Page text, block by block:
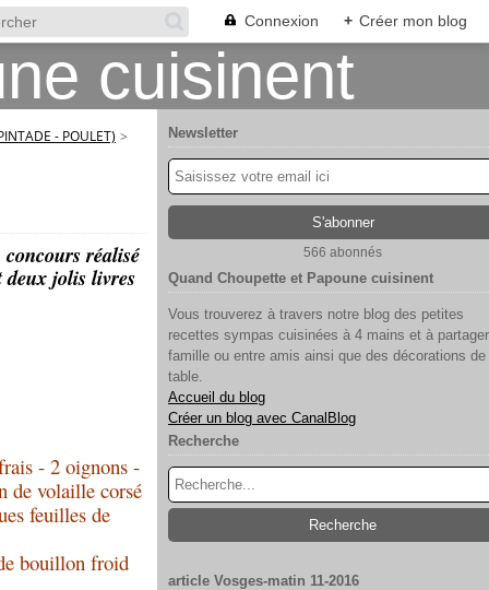
Connexion + Créer mon blog
- POULET) >
réalisé
deux jolis livres
- 2 oignons -
de volaille corsé
feuilles de
bouillon froid
Newsletter
566 abonnés
Quand Choupette et Papoune cuisinent
Vous trouverez à travers notre blog des petites
recettes sympas cuisinées à 4 mains et à
famille ou entre amis ainsi que des décorations de
table.
Accueil du blog
Créer un blog avec CanalBlog
Recherche
article Vosges-matin 11-2016